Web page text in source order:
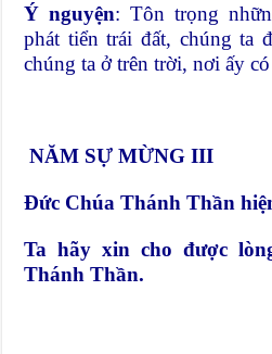
Ý nguyện: Tôn trọng
phát tiển trái đất, chúng ta
chúng ta ở trên trời, nơi ấy
NĂM SỰ MỪNG III
Đức Chúa Thánh Thần
Ta hãy xin cho được
Thánh Thần.